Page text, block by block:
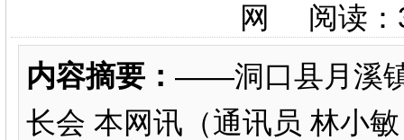
网 阅读：
内容摘要： ——洞口县月溪
长会 本网讯（通讯员 林小